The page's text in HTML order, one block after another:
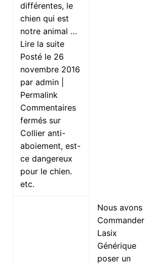
différentes, le
chien qui est
notre animal …
Lire la suite
Posté le 26
novembre 2016
par admin |
Permalink
Commentaires
fermés sur
Collier anti-
aboiement, est-
ce dangereux
pour le chien.
etc.
Nous avons
Commander
Lasix
Générique
poser un